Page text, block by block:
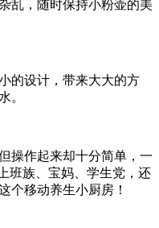
乱，随时保持小粉壶的美
的设计，带来大大的方
。
操作起来却十分简单，一
班族、宝妈、学生党，还
个移动养生小厨房！